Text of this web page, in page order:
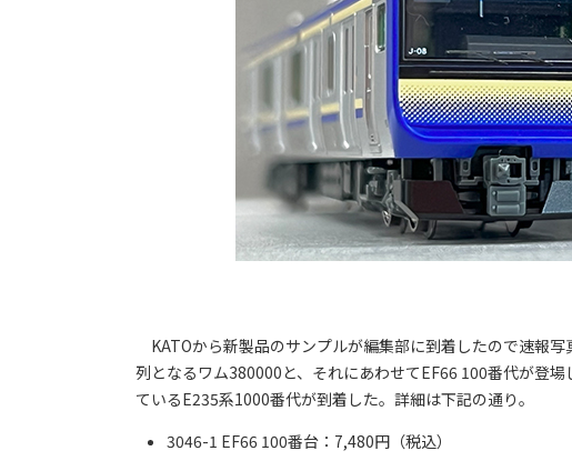
KATOから新製品のサンプルが編集部に到着したので速報
列となるワム380000と、それにあわせてEF66 100番代が登
ているE235系1000番代が到着した。詳細は下記の通り。
3046-1 EF66 100番台：7,480円（税込）